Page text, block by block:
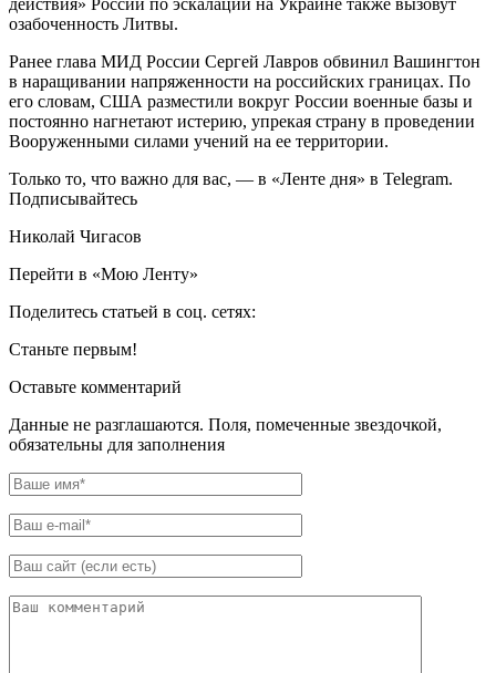
озабоченность Литвы.
Ранее глава МИД России Сергей Лавров обвинил Вашингтон
в наращивании напряженности на российских границах. По
его словам, США разместили вокруг России военные базы и
постоянно нагнетают истерию, упрекая страну в проведении
Вооруженными силами учений на ее территории.
Только то, что важно для вас, — в «Ленте дня» в Telegram.
Подписывайтесь
Николай Чигасов
Перейти в «Мою Ленту»
Поделитесь статьей в соц. сетях:
Станьте первым!
Оставьте комментарий
Данные не разглашаются. Поля, помеченные звездочкой,
обязательны для заполнения